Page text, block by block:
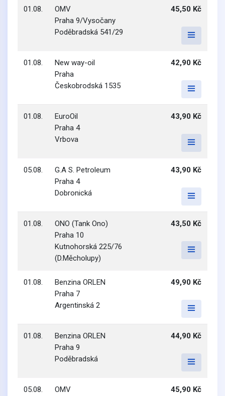
01.08.
OMV
Praha 9/Vysočany
Poděbradská 541/29
45,50 Kč
01.08.
New way-oil
Praha
Českobrodská 1535
42,90 Kč
01.08.
EuroOil
Praha 4
Vrbova
43,90 Kč
05.08.
G.A S. Petroleum
Praha 4
Dobronická
43,90 Kč
01.08.
ONO (Tank Ono)
Praha 10
Kutnohorská 225/76
(D.Měcholupy)
43,50 Kč
01.08.
Benzina ORLEN
Praha 7
Argentinská 2
49,90 Kč
01.08.
Benzina ORLEN
Praha 9
Poděbradská
44,90 Kč
05.08.
OMV
45,90 Kč